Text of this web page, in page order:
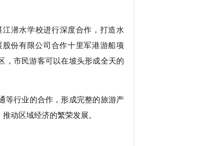
潜水学校进行深度合作，打造水
份有限公司合作十里军港游船项
，市民游客可以在坡头形成全天的
行业的合作，形成完整的旅游产
动区域经济的繁荣发展。